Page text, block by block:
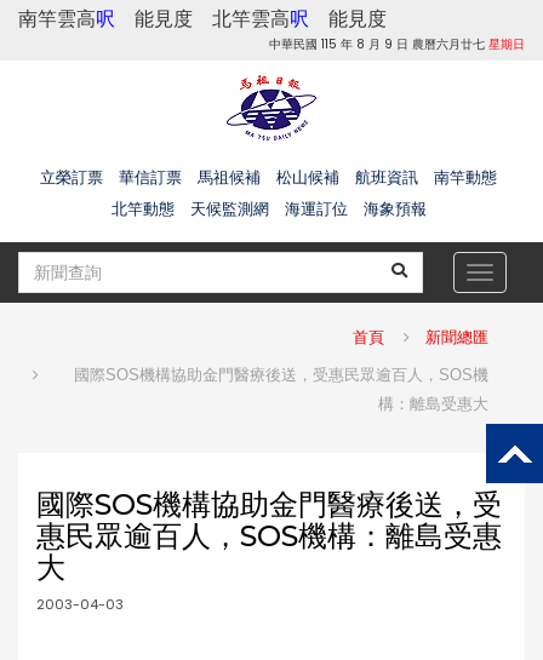
南竿雲高呎 能見度 北竿雲高呎 能見度
中華民國 115 年 8 月 9 日 農曆六月廿七 星期日
立榮訂票 華信訂票 馬祖候補 松山候補 航班資訊
南竿動態
北竿動態
天候監測網 海運訂位 海象預報
Toggle
首頁 新聞總匯
國際SOS機構協助金門醫療後送，受惠民眾逾百人，SOS機
構：離島受惠大
國際SOS機構協助金門醫療後送，受
惠民眾逾百人，SOS機構：離島受惠
大
2003-04-03